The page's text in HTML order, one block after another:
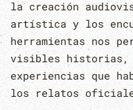
la creación
artística y los
herramientas nos
visibles historias,
experiencias que
los relatos